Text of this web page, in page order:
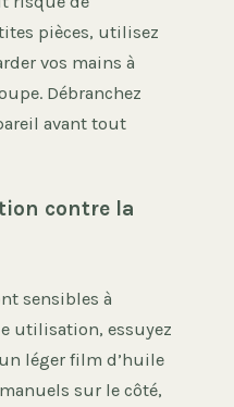
pièces, utilisez
vos mains à
Débranchez
avant tout
contre la
sensibles à
utilisation, essuyez
léger film d’huile
sur le côté,